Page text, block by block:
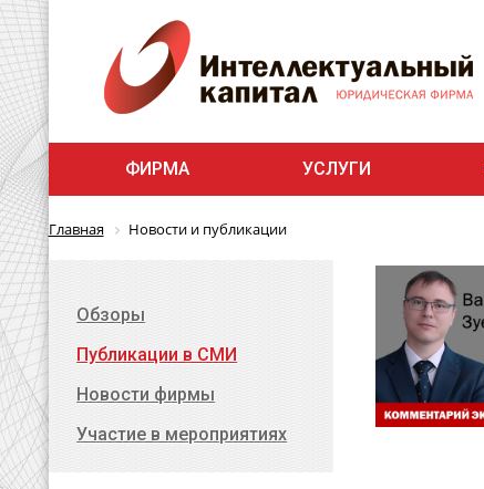
ФИРМА УСЛУГИ
Главная Новости и публикации
Обзоры
Публикации в СМИ
Новости фирмы
Участие в мероприятиях